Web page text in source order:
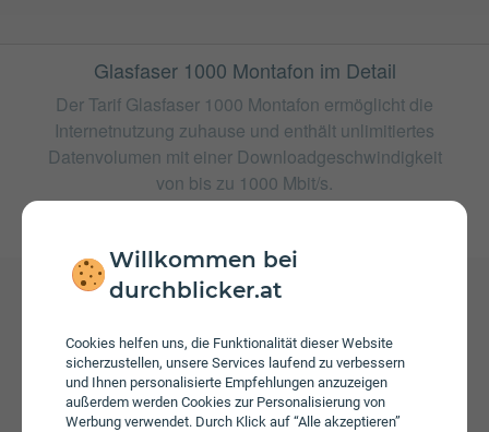
Willkommen bei
durchblicker.at
Cookies helfen uns, die Funktionalität dieser Website
sicherzustellen, unsere Services laufend zu verbessern
und Ihnen personalisierte Empfehlungen anzuzeigen
außerdem werden Cookies zur Personalisierung von
Werbung verwendet. Durch Klick auf “Alle akzeptieren”
Glasfaser 1000 Montafon im Detail
Der Tarif Glasfaser 1000 Montafon ermöglicht die
Internetnutzung zuhause und enthält unlimitiertes
Datenvolumen mit einer Downloadgeschwindigkeit
von bis zu 1000 Mbit/s.
Beim Tarif Glasfaser 1000 Montafon fallen monatliche
Gebühren von € 79,99 an. Weiters fallen einmalige
Gebühren von bis zu € 24,90 an.